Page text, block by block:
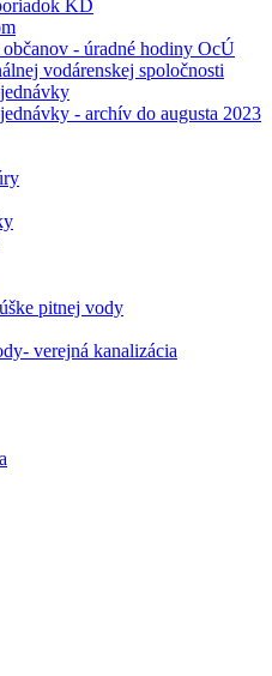
KD
- úradné hodiny OcÚ
vodárenskej spoločnosti
- archív do augusta 2023
pitnej vody
verejná kanalizácia